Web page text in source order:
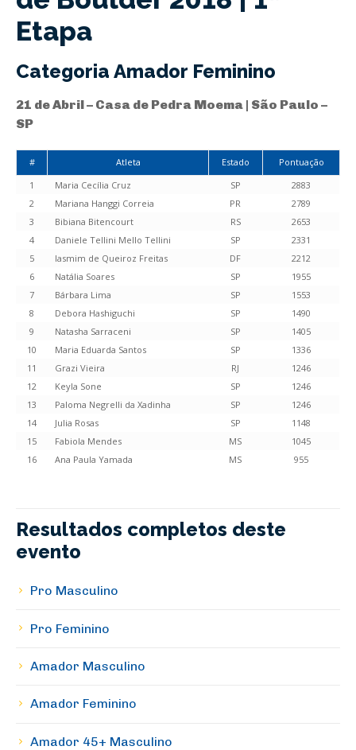
Etapa
Categoria Amador Feminino
21 de Abril – Casa de Pedra Moema | São Paulo –
SP
# Atleta Estado
Pontuação
1
Maria Cecília Cruz SP
2883
2
Mariana Hanggi Correia PR
2789
3
Bibiana Bitencourt RS
2653
4
Daniele Tellini Mello Tellini SP
2331
5
Iasmim de Queiroz Freitas DF
2212
6
Natália Soares SP
1955
7
Bárbara Lima SP
1553
8
Debora Hashiguchi SP
1490
9
Natasha Sarraceni SP
1405
10
Maria Eduarda Santos SP
1336
11
Grazi Vieira RJ
1246
12
Keyla Sone SP
1246
13
Paloma Negrelli da Xadinha SP
1246
14
Julia Rosas SP
1148
15
Fabiola Mendes MS
1045
16
Ana Paula Yamada MS 955
Resultados completos deste
evento
Pro Masculino
Pro Feminino
Amador Masculino
Amador Feminino
Amador 45+ Masculino